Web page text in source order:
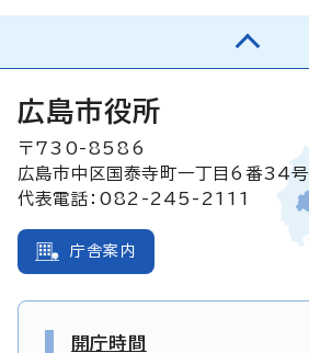
広島市役所
〒730-8586
広島市中区国泰寺町一丁目6番34号
代表電話：082-245-2111
庁舎案内
開庁時間